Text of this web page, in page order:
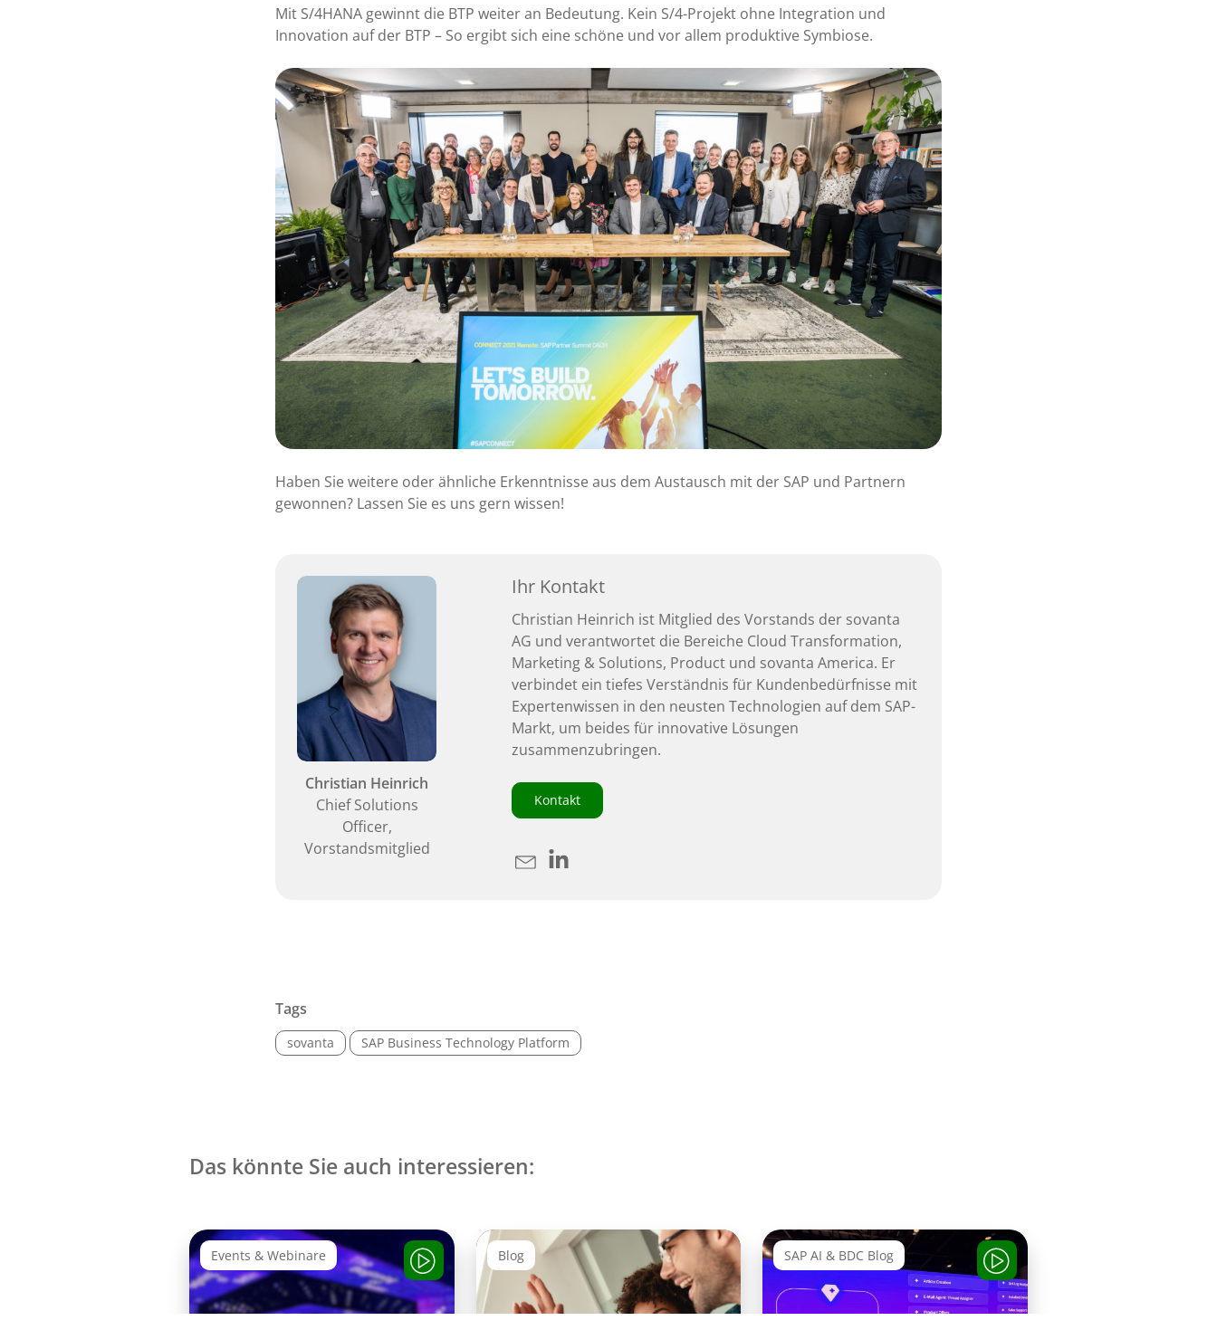
Mit S/4HANA gewinnt die BTP weiter an Bedeutung. Kein S/4-Projekt ohne Integration und
Innovation auf der BTP – So ergibt sich eine schöne und vor allem produktive Symbiose.
Haben Sie weitere oder ähnliche Erkenntnisse aus dem Austausch mit der SAP und Partnern
gewonnen? Lassen Sie es uns gern wissen!
Christian Heinrich
Chief Solutions
Officer,
Vorstandsmitglied
Ihr Kontakt
Christian Heinrich ist Mitglied des Vorstands der sovanta
AG und verantwortet die Bereiche Cloud Transformation,
Marketing & Solutions, Product und sovanta America. Er
verbindet ein tiefes Verständnis für Kundenbedürfnisse mit
Expertenwissen in den neusten Technologien auf dem SAP-
Markt, um beides für innovative Lösungen
zusammenzubringen.
Kontakt
Tags
sovanta SAP Business Technology Platform
Das könnte Sie auch interessieren:
Events & Webinare Blog SAP AI & BDC Blog